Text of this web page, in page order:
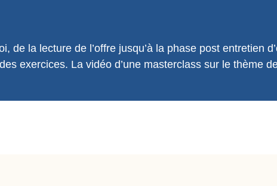
de la lecture de l’offre jusqu’à la phase post entretien
exercices. La vidéo d’une masterclass sur le thème